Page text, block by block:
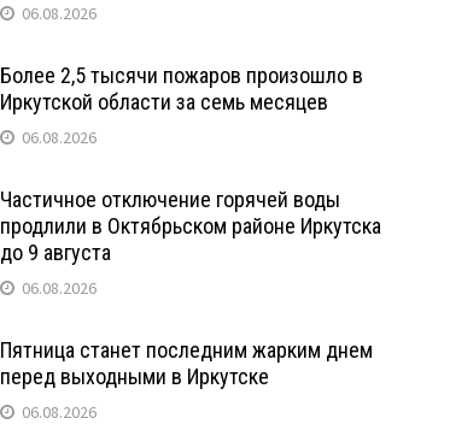
06.08.2026
Более 2,5 тысячи пожаров произошло в
Иркутской области за семь месяцев
06.08.2026
Частичное отключение горячей воды
продлили в Октябрьском районе Иркутска
до 9 августа
06.08.2026
Пятница станет последним жарким днем
перед выходными в Иркутске
06.08.2026